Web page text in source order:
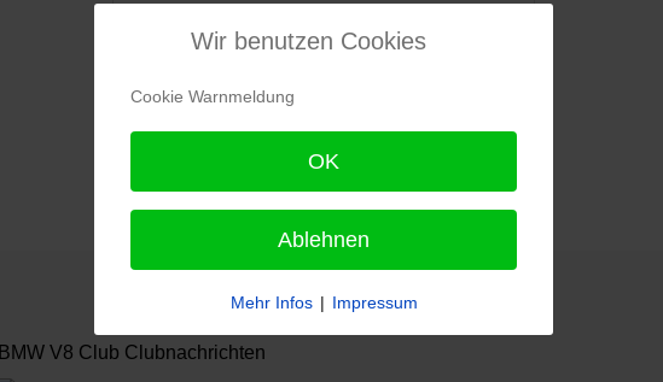
Noch kein Benutzerkonto erstellt?
BMW V8 Club Clubnachrichten
Wir benutzen Cookies
Cookie Warnmeldung
OK
Ablehnen
Mehr Infos | Impressum